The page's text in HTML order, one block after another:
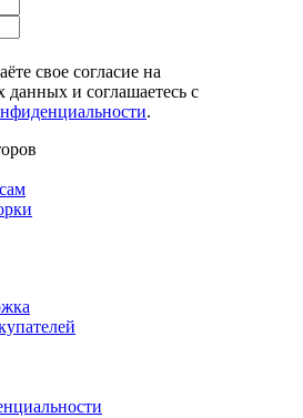
свое согласие на
данных и соглашаетесь с
.